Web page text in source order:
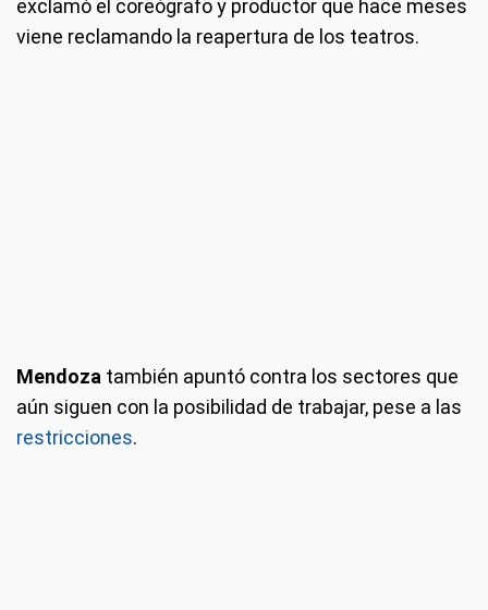
exclamó el coreógrafo y productor que hace meses
viene reclamando la reapertura de los teatros.
Mendoza también apuntó contra los sectores que
aún siguen con la posibilidad de trabajar, pese a las
restricciones.